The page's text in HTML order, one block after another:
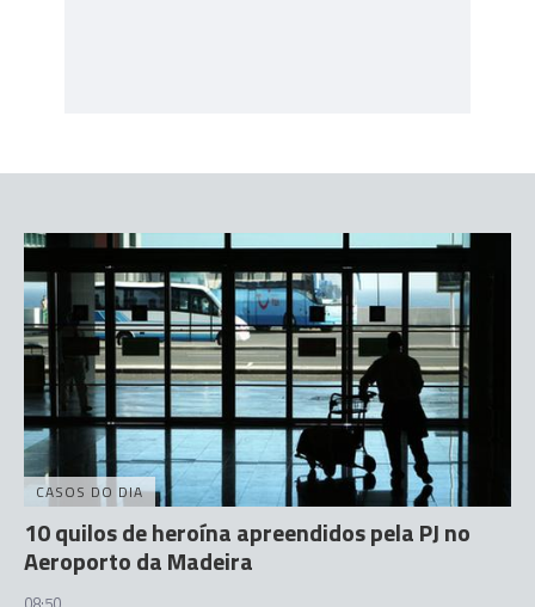
CASOS DO DIA
10 quilos de heroína apreendidos pela PJ no
Aeroporto da Madeira